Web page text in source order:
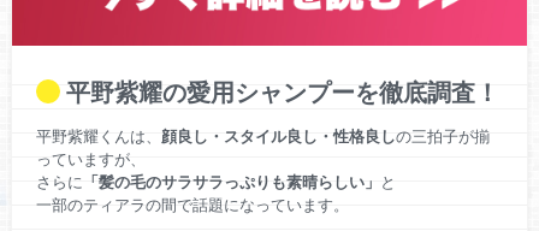
平野紫耀の愛用シャンプーを徹底調査！
平野紫耀くんは、 顔良し・スタイル良し・性格良しの三拍子が揃
っていますが、
さらに 「髪の毛のサラサラっぷりも素晴らしい」 と
一部のティアラの間で話題になっています。